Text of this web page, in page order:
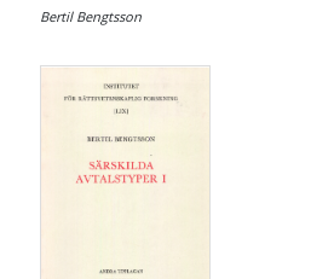
Bertil Bengtsson